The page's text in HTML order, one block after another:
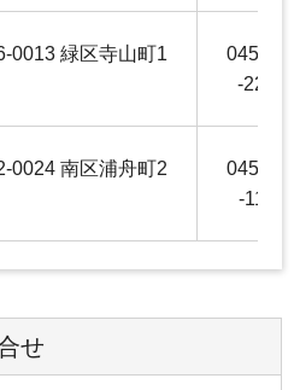
0013 緑区寺山町1
045-
-2264
0024 南区浦舟町2
045-
-1160
せ